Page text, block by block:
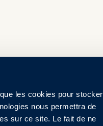
les cookies pour stocker
nous permettra de
sur ce site. Le fait de ne